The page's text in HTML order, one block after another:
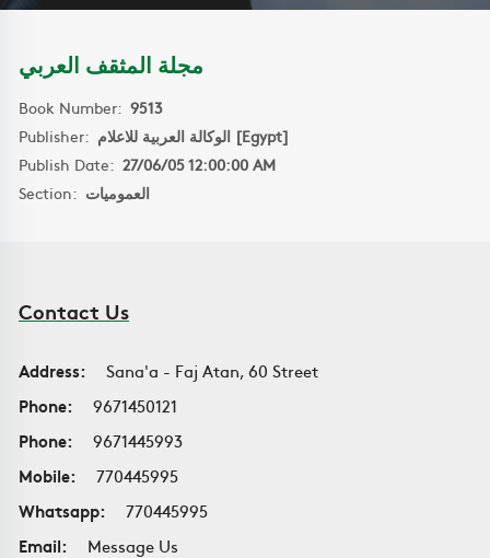
مجلة المثقف العربي
Book Number: 9513
Publisher:
الوكالة العربية للاعلام [Egypt]
Publish Date: 27/06/05 12:00:00 AM
Section: العموميات
Contact Us
Address:
Sana'a - Faj Atan, 60 Street
Phone:
9671450121
Phone:
9671445993
Mobile:
770445995
Whatsapp:
770445995
Email:
Message Us